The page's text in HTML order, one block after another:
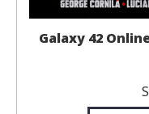
Galaxy 42